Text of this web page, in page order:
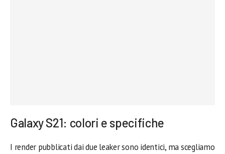
Galaxy S21: colori e specifiche
I render pubblicati dai due leaker sono identici, ma scegliamo